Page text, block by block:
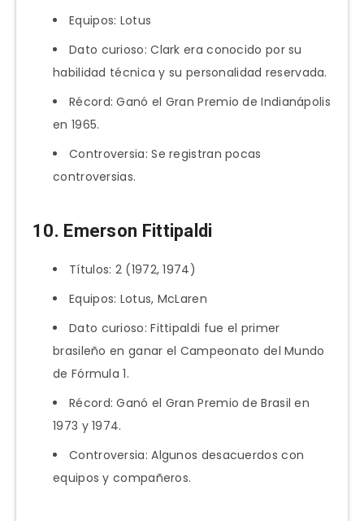
Equipos: Lotus
Dato curioso: Clark era conocido por su
habilidad técnica y su personalidad reservada.
Récord: Ganó el Gran Premio de Indianápolis
en 1965.
Controversia: Se registran pocas
controversias.
10. Emerson Fittipaldi
Títulos: 2 (1972, 1974)
Equipos: Lotus, McLaren
Dato curioso: Fittipaldi fue el primer
brasileño en ganar el Campeonato del Mundo
de Fórmula 1.
Récord: Ganó el Gran Premio de Brasil en
1973 y 1974.
Controversia: Algunos desacuerdos con
equipos y compañeros.